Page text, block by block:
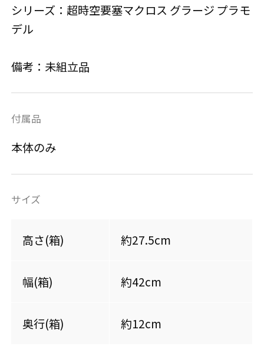
シリーズ：超時空要塞マクロス グラージ プラモ
デル
備考：未組立品
付属品
本体のみ
サイズ
高さ(箱) 約27.5cm
幅(箱) 約42cm
奥行(箱) 約12cm